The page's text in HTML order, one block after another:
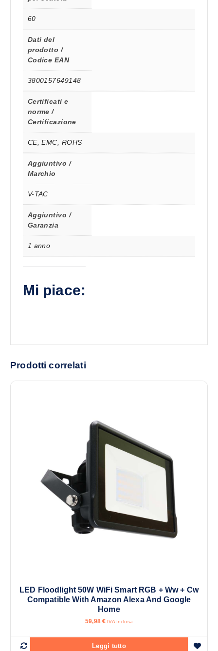
60
Dati del
prodotto /
Codice EAN
3800157649148
Certificati e
norme /
Certificazione
CE, EMC, ROHS
Aggiuntivo /
Marchio
V-TAC
Aggiuntivo /
Garanzia
1 anno
Mi piace:
Prodotti correlati
LED Floodlight 50W WiFi Smart RGB + Ww + Cw
Compatible With Amazon Alexa And Google
Home
59,98 € IVA Inclusa
Leggi tutto